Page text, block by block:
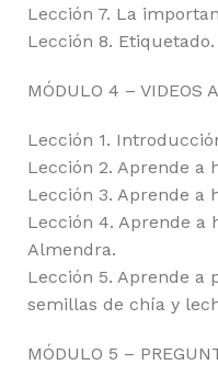
Lección 7. La
Lección 8. Etiquetado.
MÓDULO 4 – VIDEOS
Lección 1.
Lección 2. Aprende a
Lección 3. Aprende a
Lección 4. Aprende a
Almendra.
Lección 5. Aprende a
semillas de chía y
MÓDULO 5 –